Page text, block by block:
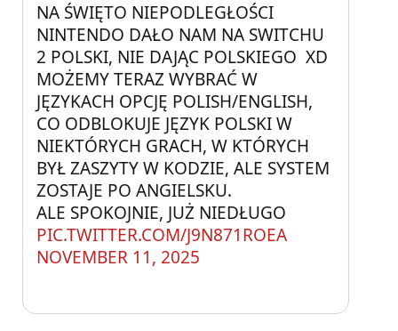
NA ŚWIĘTO NIEPODLEGŁOŚCI
NINTENDO DAŁO NAM NA SWITCHU
2 POLSKI, NIE DAJĄC POLSKIEGO  XD
MOŻEMY TERAZ WYBRAĆ W
JĘZYKACH OPCJĘ POLISH/ENGLISH,
CO ODBLOKUJE JĘZYK POLSKI W
NIEKTÓRYCH GRACH, W KTÓRYCH
BYŁ ZASZYTY W KODZIE, ALE SYSTEM
ZOSTAJE PO ANGIELSKU.
PIC.TWITTER.COM/J9N871ROEA
NOVEMBER 11, 2025